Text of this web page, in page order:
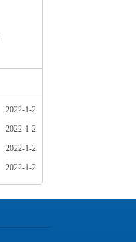
2022-1-2
2022-1-2
2022-1-2
2022-1-2